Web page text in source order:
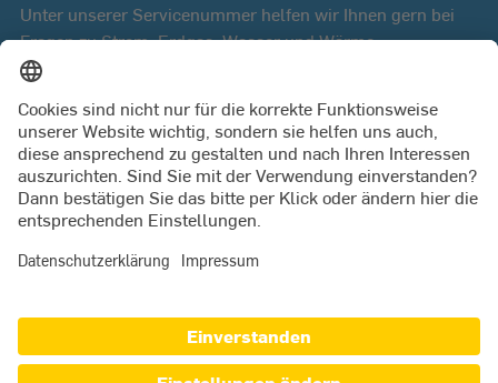
Unter unserer Servicenummer helfen wir Ihnen gern bei
Fragen zu Strom, Erdgas, Wasser und Wärme.
Mo bis Fr 8:00 - 18:00 Uhr
0431 9879 3000
PRESSE
SWKIEL NETZ